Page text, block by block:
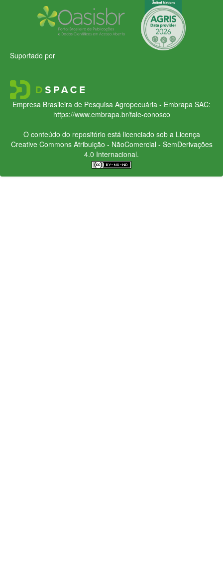
Suportado por
Empresa Brasileira de Pesquisa Agropecuária - Embrapa SAC:
https://www.embrapa.br/fale-conosco
O conteúdo do repositório está licenciado sob a Licença
Creative CommonsAtribuição - NãoComercial - SemDerivações
4.0 Internacional.